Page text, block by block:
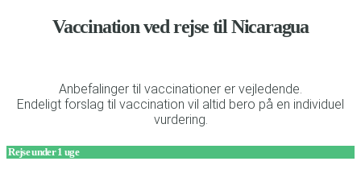
Vaccination ved rejse til Nicaragua
Anbefalinger til vaccinationer er vejledende.
Endeligt forslag til vaccination vil altid bero på en individuel
vurdering.
Rejse under 1 uge